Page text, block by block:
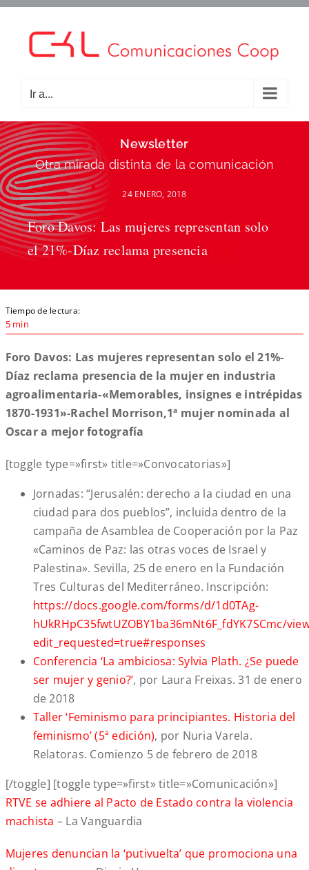
contenido
Ir a...
Newsletter
Otra mirada distinta de la comunicación
24 ENERO, 2018
Foro Davos: Las mujeres representan solo
el 21%-Díaz reclama presencia [...]
Tiempo de lectura:
5 min
Foro Davos: Las mujeres representan solo el 21%-
Díaz reclama presencia de la mujer en industria
agroalimentaria-«Memorables, insignes e intrépidas
1870-1931»-Rachel Morrison,1ª mujer nominada al
Oscar a mejor fotografía
[toggle type=»first» title=»Convocatorias»]
Jornadas: “Jerusalén: derecho a la ciudad en una
ciudad para dos pueblos”, incluida dentro de la
campaña de Asamblea de Cooperación por la Paz
«Caminos de Paz: las otras voces de Israel y
Palestina». Sevilla, 25 de enero en la Fundación
Tres Culturas del Mediterráneo. Inscripción:
https://docs.google.com/forms/d/1d0TAg-
hUkRHpC35fwtUZOBY1ba36mNt6F_fdYK7SCmc/
edit_requested=true#responses
Conferencia ‘La ambiciosa: Sylvia Plath. ¿Se puede
ser mujer y genio?’, por Laura Freixas. 31 de enero
de 2018
Taller ‘Feminismo para principiantes. Historia del
feminismo’ (5ª edición), por Nuria Varela.
Relatoras. Comienzo 5 de febrero de 2018
[/toggle] [toggle type=»first» title=»Comunicación»]
RTVE se adhiere al Pacto de Estado contra la violencia
machista – La Vanguardia
Mujeres denuncian la ‘putivuelta’ que promociona una